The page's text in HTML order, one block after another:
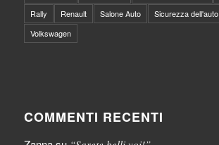
Rally
Renault Salone Auto Sicurezza dell'auto
Volkswagen
COMMENTI RECENTI